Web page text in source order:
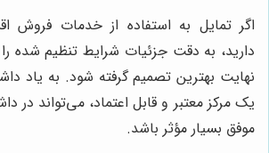
اگر تمایل به استفاده از خدمات فروش
دارید، به دقت جزئیات شرایط تنظیم شده را
نهایت بهترین تصمیم گرفته شود. به یاد
یک مرکز معتبر و قابل اعتماد، می‌تواند در
موفق بسیار مؤثر باشد.